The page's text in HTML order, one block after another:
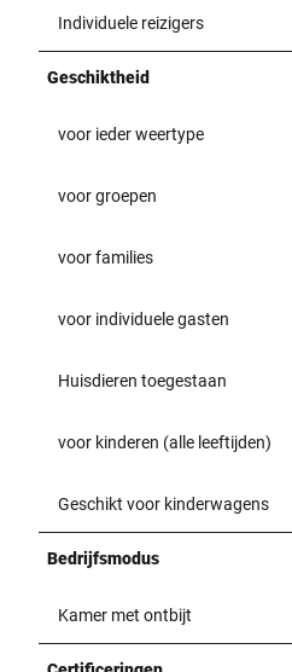
Individuele reizigers
Geschiktheid
voor ieder weertype
voor groepen
voor families
voor individuele gasten
Huisdieren toegestaan
voor kinderen (alle leeftijden)
Geschikt voor kinderwagens
Bedrijfsmodus
Kamer met ontbijt